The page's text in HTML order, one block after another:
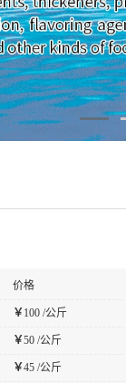
价格
￥ 100 /公斤
￥50 /公斤
￥45 /公斤